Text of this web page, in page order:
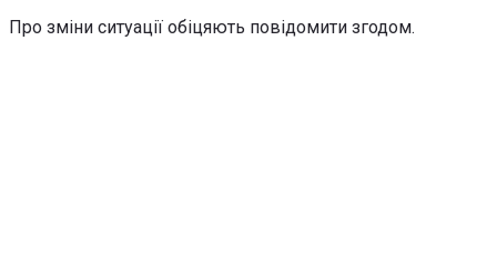
Про зміни ситуації обіцяють повідомити згодом.